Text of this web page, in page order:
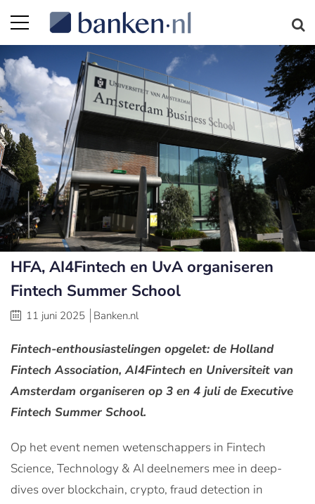
HFA, AI4Fintech en UvA organiseren
Fintech Summer School
11 juni 2025 Banken.nl
Fintech-enthousiastelingen opgelet: de Holland
Fintech Association, AI4Fintech en Universiteit van
Amsterdam organiseren op 3 en 4 juli de Executive
Fintech Summer School.
Op het event nemen wetenschappers in Fintech
Science, Technology & AI deelnemers mee in deep-
dives over blockchain, crypto, fraud detection in